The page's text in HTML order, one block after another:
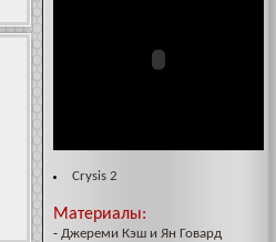
Crysis 2
Материалы:
- Джереми Кэш и Ян Говард